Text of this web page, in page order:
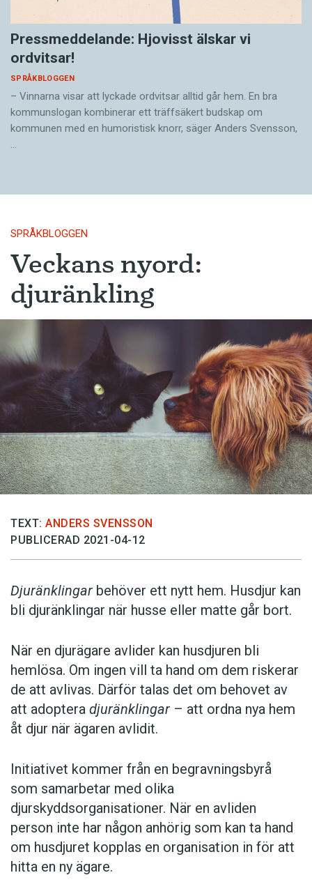
Pressmeddelande: Hjovisst älskar vi
ordvitsar!
SPRÅKBLOGGEN
– Vinnarna visar att lyckade ordvitsar alltid går hem. En bra
kommunslogan kombinerar ett träffsäkert budskap om
kommunen med en humoristisk knorr, säger Anders Svensson,
…
SPRÅKBLOGGEN
Veckans nyord:
djuränkling
TEXT: ANDERS SVENSSON
PUBLICERAD 2021-04-12
Djuränklingar behöver ett nytt hem. Husdjur kan
bli djuränklingar när husse eller matte går bort.
När en djurägare avlider kan husdjuren bli
hemlösa. Om ingen vill ta hand om dem riskerar
de att avlivas. Därför talas det om behovet av
att adoptera djuränklingar – att ordna nya hem
åt djur när ägaren avlidit.
Initiativet kommer från en begravningsbyrå
som samarbetar med olika
djurskyddsorganisationer. När en avliden
person inte har någon anhörig som kan ta hand
om husdjuret kopplas en organisation in för att
hitta en ny ägare.